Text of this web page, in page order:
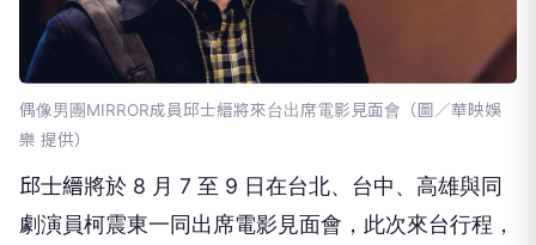
偶像男團MIRROR成員邱士縉將來台出席電影見面會（圖／華映娛
樂 提供）
邱士縉將於 8 月 7 至 9 日在台北、台中、高雄與同
劇演員柯震東一同出席電影見面會，此次來台行程，